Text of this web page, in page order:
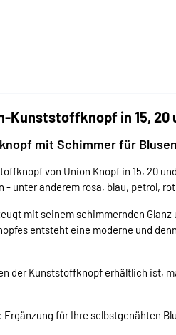
Kunststoffknopf in 15, 20
mit Schimmer für
von Union Knopf in 15, 20
- unter anderem rosa, blau, petrol,
mit seinem schimmernden
entsteht eine moderne und
der Kunststoffknopf erhältlich ist,
Ergänzung für Ihre selbstgenähten